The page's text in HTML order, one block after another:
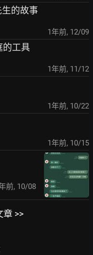
生的故事
1年前, 12/09
的工具
1年前, 11/12
1年前, 10/22
1年前, 10/15
前, 10/08
章 >>